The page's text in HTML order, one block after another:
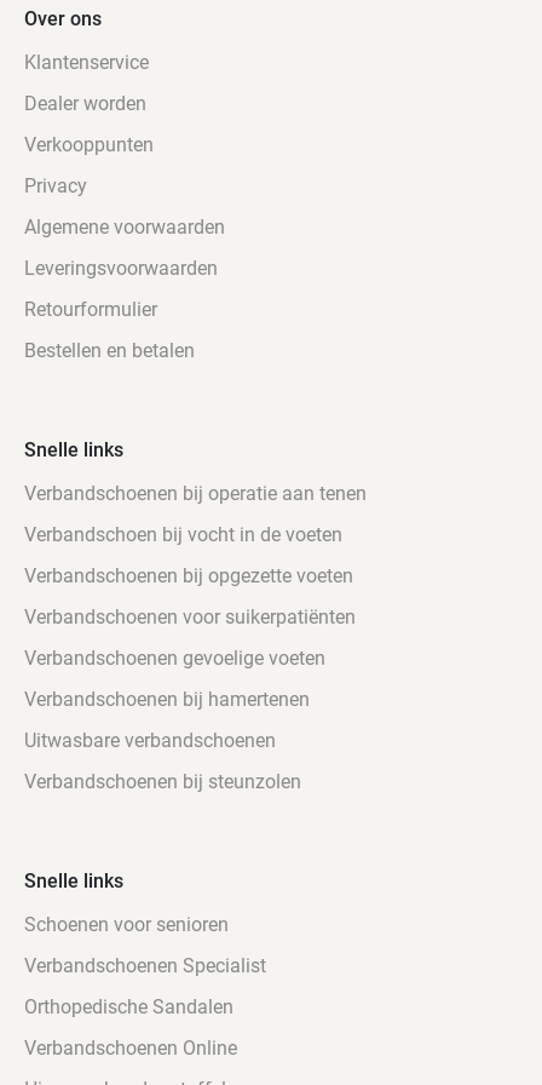
Over ons
Klantenservice
Dealer worden
Verkooppunten
Privacy
Algemene voorwaarden
Leveringsvoorwaarden
Retourformulier
Bestellen en betalen
Snelle links
Verbandschoenen bij operatie aan tenen
Verbandschoen bij vocht in de voeten
Verbandschoenen bij opgezette voeten
Verbandschoenen voor suikerpatiënten
Verbandschoenen gevoelige voeten
Verbandschoenen bij hamertenen
Uitwasbare verbandschoenen
Verbandschoenen bij steunzolen
Snelle links
Schoenen voor senioren
Verbandschoenen Specialist
Orthopedische Sandalen
Verbandschoenen Online